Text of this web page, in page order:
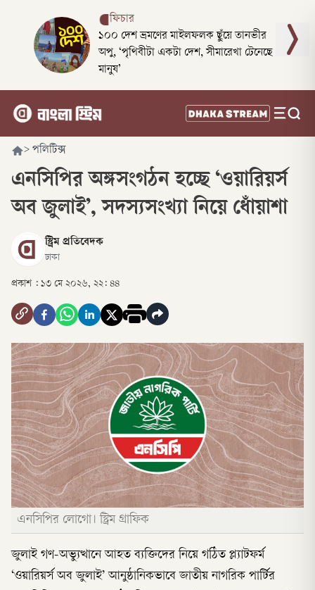
ফিচার
১০০ দেশ ভ্রমণের মাইলফলক ছুঁয়ে তানভীর
অপু, ‘পৃথিবীটা একটা দেশ, সীমারেখা টেনেছে
মানুষ’
> পলিটিক্স
এনসিপির অঙ্গসংগঠন হচ্ছে ‘ওয়ারিয়র্স
অব জুলাই’, সদস্যসংখ্যা নিয়ে ধোঁয়াশা
স্ট্রিম প্রতিবেদক
ঢাকা
প্রকাশ : ১৩ মে ২০২৬, ২২: ৪৪
এনসিপির লোগো। স্ট্রিম গ্রাফিক
জুলাই গণ-অভ্যুত্থানে আহত ব্যক্তিদের নিয়ে গঠিত প্ল্যাটফর্ম
‘ওয়ারিয়র্স অব জুলাই’ আনুষ্ঠানিকভাবে জাতীয় নাগরিক পার্টির